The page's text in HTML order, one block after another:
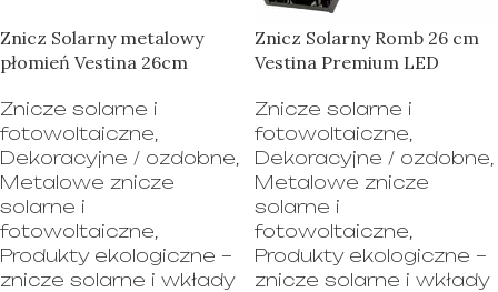
Znicz Solarny metalowy
płomień Vestina 26cm
Znicze solarne i
fotowoltaiczne,
Dekoracyjne / ozdobne,
Metalowe znicze
solarne i
fotowoltaiczne,
Produkty ekologiczne –
znicze solarne i wkłady
Znicz Solarny Romb 26 cm
Vestina Premium LED
Znicze solarne i
fotowoltaiczne,
Dekoracyjne / ozdobne,
Metalowe znicze
solarne i
fotowoltaiczne,
Produkty ekologiczne –
znicze solarne i wkłady